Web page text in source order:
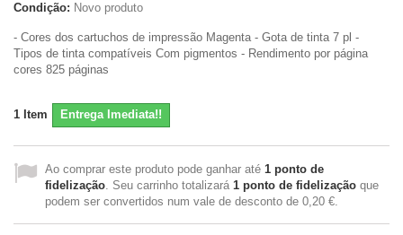
Condição: Novo produto
- Cores dos cartuchos de impressão Magenta - Gota de tinta 7 pl -
Tipos de tinta compatíveis Com pigmentos - Rendimento por página
cores 825 páginas
1 Item Entrega Imediata!!
Ao comprar este produto pode ganhar até 1 ponto de
fidelização. Seu carrinho totalizará 1 ponto de fidelização que
podem ser convertidos num vale de desconto de 0,20 €.